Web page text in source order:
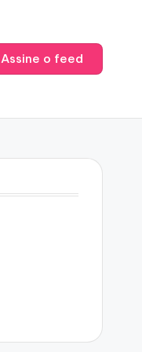
Assine o feed